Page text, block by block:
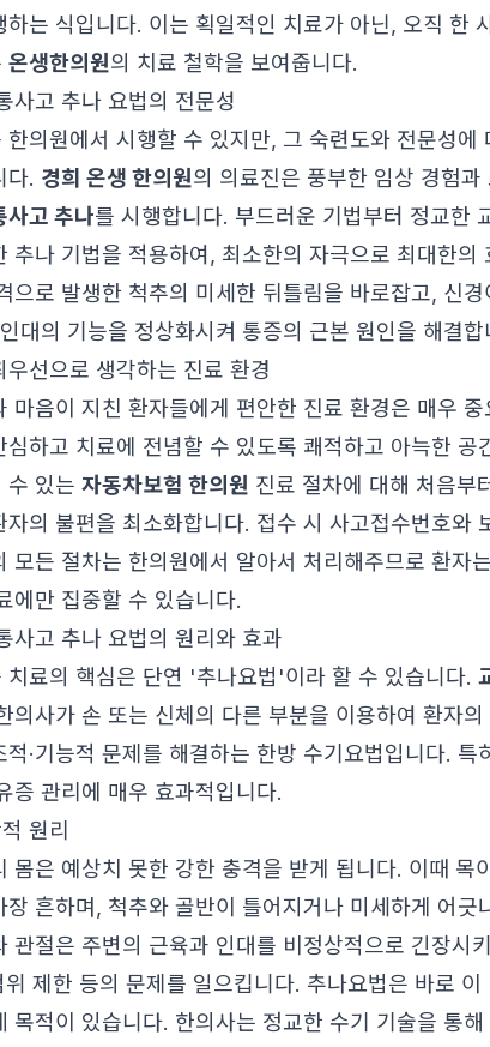
하는 식입니다. 이는 획일적인 치료가 아닌, 오직 한
온생한의원의 치료 철학을 보여줍니다.
사고 추나 요법의 전문성
한의원에서 시행할 수 있지만, 그 숙련도와 전문성에
다. 경희 온생 한의원의 의료진은 풍부한 임상 경험
사고 추나를 시행합니다. 부드러운 기법부터 정교한
추나 기법을 적용하여, 최소한의 자극으로 최대한의
으로 발생한 척추의 미세한 뒤틀림을 바로잡고, 신
대의 기능을 정상화시켜 통증의 근본 원인을 해결합
선으로 생각하는 진료 환경
마음이 지친 환자들에게 편안한 진료 환경은 매우 중
심하고 치료에 전념할 수 있도록 쾌적하고 아늑한 공
수 있는 자동차보험 한의원 진료 절차에 대해 처음부
자의 불편을 최소화합니다. 접수 시 사고접수번호와
모든 절차는 한의원에서 알아서 처리해주므로 환자
에만 집중할 수 있습니다.
사고 추나 요법의 원리와 효과
치료의 핵심은 단연 '추나요법'이라 할 수 있습니다.
의사가 손 또는 신체의 다른 부분을 이용하여 환자
적·기능적 문제를 해결하는 한방 수기요법입니다. 특
증 관리에 매우 효과적입니다.
원리
몸은 예상치 못한 강한 충격을 받게 됩니다. 이때 목
장 흔하며, 척추와 골반이 틀어지거나 미세하게 어긋
관절은 주변의 근육과 인대를 비정상적으로 긴장시
제한 등의 문제를 일으킵니다. 추나요법은 바로
목적이 있습니다. 한의사는 정교한 수기 기술을 통